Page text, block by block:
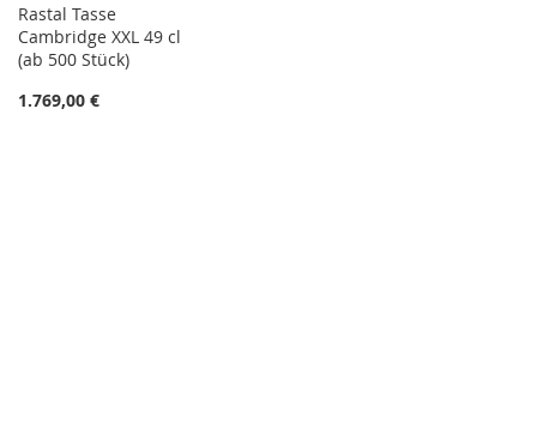
Rastal Tasse
Cambridge XXL 49 cl
(ab 500 Stück)
1.769,00 €